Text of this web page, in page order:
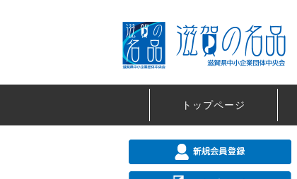
トップページ